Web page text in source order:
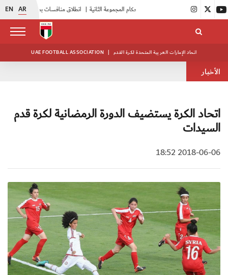
EN AR انطلاق منافسات بطولة النخبة لحرس الرئاسة | بدء فعاليات معسكر حكام المجموعة الثانية |
UAE FOOTBALL ASSOCIATION | اتحاد الإمارات العربية المتحدة لكرة القدم
الأخبار
اتحاد الكرة يستضيف الدورة الرمضانية لكرة قدم
السيدات
2018-06-06 18:52